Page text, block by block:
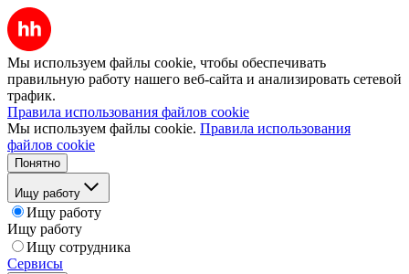
Мы используем файлы cookie, чтобы обеспечивать
правильную работу нашего веб-сайта и анализировать сетевой
трафик.
Правила использования файлов cookie
Мы используем файлы cookie. Правила использования
файлов cookie
Понятно
Ищу работу
Ищу работу
Ищу работу
Ищу сотрудника
Сервисы